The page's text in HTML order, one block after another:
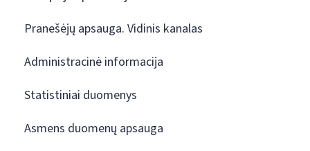
Pranešėjų apsauga. Vidinis kanalas
Administracinė informacija
Statistiniai duomenys
Asmens duomenų apsauga